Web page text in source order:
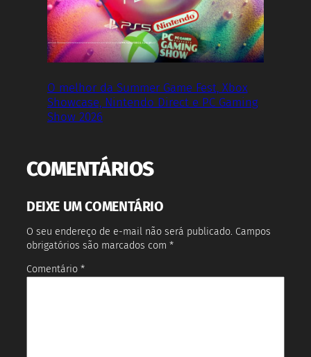
O melhor da Summer Game Fest, Xbox
Showcase, Nintendo Direct e PC Gaming
Show 2026
COMENTÁRIOS
DEIXE UM COMENTÁRIO
O seu endereço de e-mail não será publicado. Campos
obrigatórios são marcados com *
Comentário *